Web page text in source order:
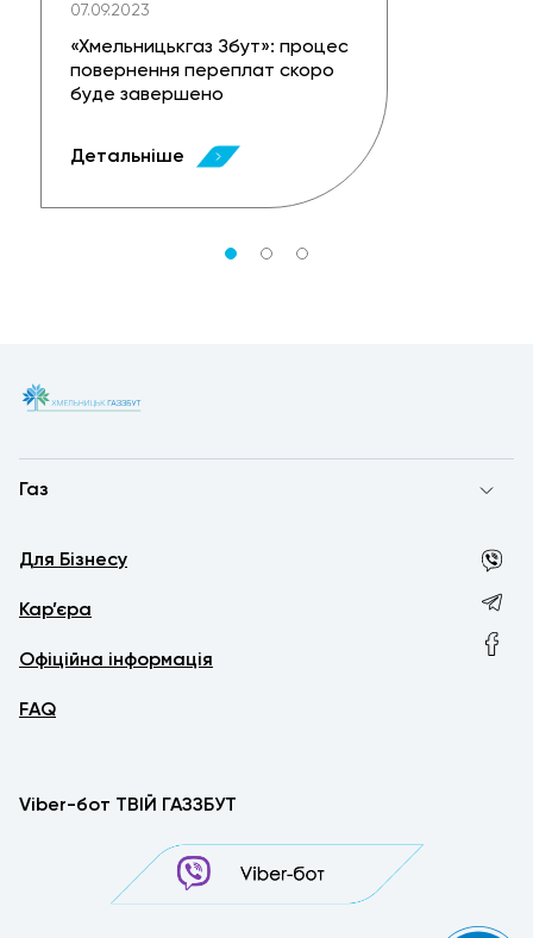
07.09.2023
«Хмельницькгаз Збут»: процес
повернення переплат скоро
буде завершено
Детальніше
Газ
Для Бізнесу
Кар’єра
Офіційна інформація
FAQ
Viber-бот ТВІЙ ГАЗЗБУТ